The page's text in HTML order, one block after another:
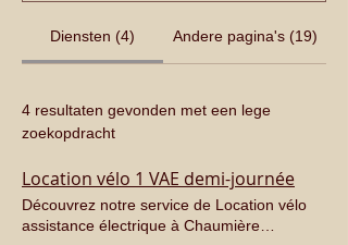
Diensten (4) Andere pagina's (19)
4 resultaten gevonden met een lege
zoekopdracht
Location vélo 1 VAE demi-journée
Découvrez notre service de Location vélo
assistance électrique à Chaumière